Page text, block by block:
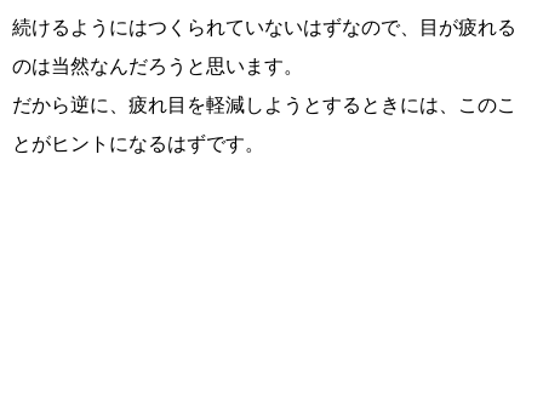
続けるようにはつくられていないはずなので、目が疲れる
のは当然なんだろうと思います。
だから逆に、疲れ目を軽減しようとするときには、このこ
とがヒントになるはずです。